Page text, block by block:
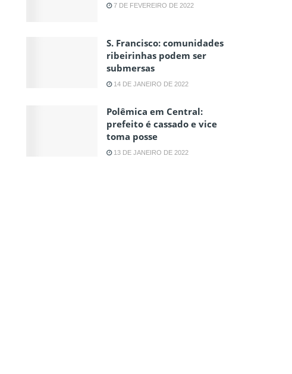
7 DE FEVEREIRO DE 2022
S. Francisco: comunidades
ribeirinhas podem ser
submersas
14 DE JANEIRO DE 2022
Polêmica em Central:
prefeito é cassado e vice
toma posse
13 DE JANEIRO DE 2022